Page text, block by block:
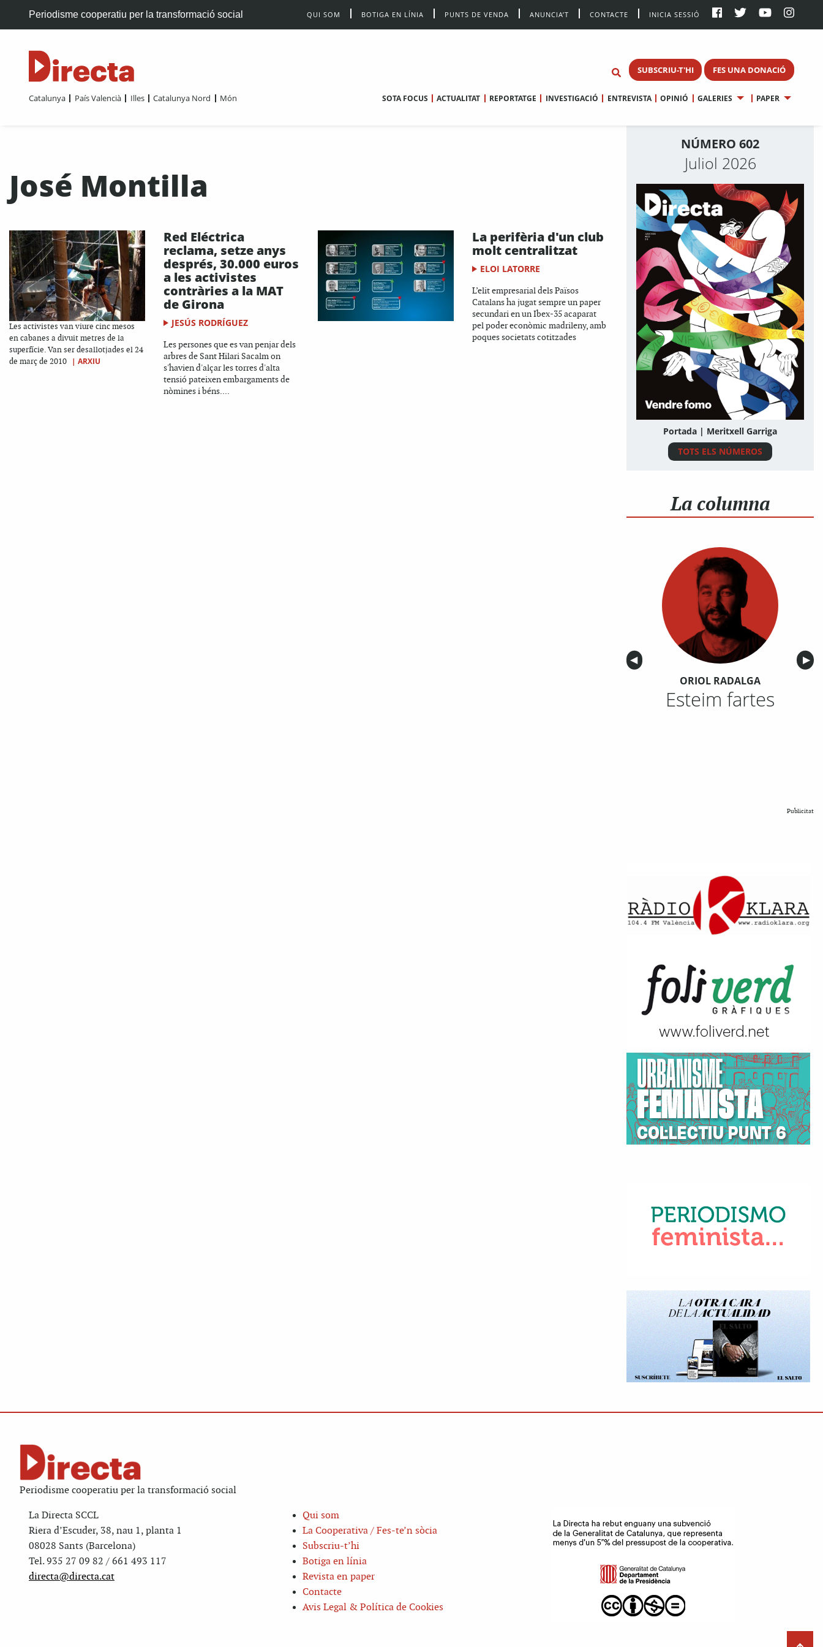
Periodisme cooperatiu per la transformació social QUI SOM BOTIGA EN LÍNIA PUNTS DE VENDA ANUNCIA’T CONTACTE INICIA SESSIÓ
SUBSCRIU-T'HI FES UNA DONACIÓ
Catalunya País Valencià Illes Catalunya Nord Món SOTA FOCUS ACTUALITAT REPORTATGE INVESTIGACIÓ ENTREVISTA OPINIÓ GALERIES PAPER
José Montilla
Les activistes van viure cinc mesos
en cabanes a divuit metres de la
superfície. Van ser desallotjades el 24
de març de 2010
| ARXIU
Red Eléctrica
reclama, setze anys
després, 30.000 euros
a les activistes
contràries a la MAT
de Girona
JESÚS RODRÍGUEZ
Les persones que es van penjar dels
arbres de Sant Hilari Sacalm on
s'havien d'alçar les torres d'alta
tensió pateixen embargaments de
nòmines i béns....
La perifèria d'un club
molt centralitzat
ELOI LATORRE
L’elit empresarial dels Països
Catalans ha jugat sempre un paper
secundari en un Ibex-35 acaparat
pel poder econòmic madrileny, amb
poques societats cotitzades
NÚMERO 602
Juliol 2026
Portada | Meritxell Garriga
TOTS ELS NÚMEROS
La columna
Anterior
◀︎ ▶︎
ORIOL RADALGA
Esteim fartes
Publicitat
Periodisme cooperatiu per la transformació social
La Directa SCCL
Riera d’Escuder, 38, nau 1, planta 1
08028 Sants (Barcelona)
Tel. 935 27 09 82 / 661 493 117
directa@directa.cat
Qui som
La Cooperativa / Fes-te’n sòcia
Subscriu-t’hi
Botiga en línia
Revista en paper
Contacte
Avis Legal & Política de Cookies